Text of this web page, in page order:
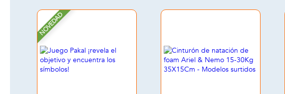
NOVEDAD